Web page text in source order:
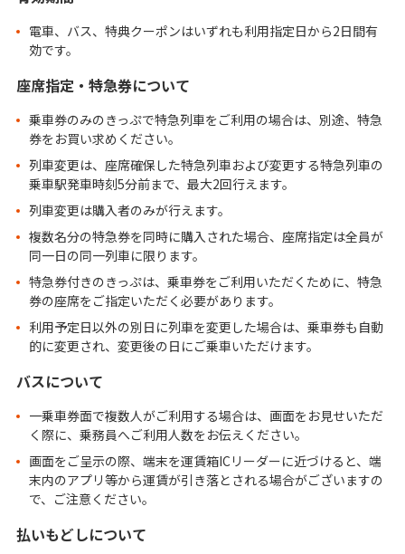
電車、バス、特典クーポンはいずれも利用指定日から2日間有
効です。
座席指定・特急券について
乗車券のみのきっぷで特急列車をご利用の場合は、別途、特急
券をお買い求めください。
列車変更は、座席確保した特急列車および変更する特急列車の
乗車駅発車時刻5分前まで、最大2回行えます。
列車変更は購入者のみが行えます。
複数名分の特急券を同時に購入された場合、座席指定は全員が
同一日の同一列車に限ります。
特急券付きのきっぷは、乗車券をご利用いただくために、特急
券の座席をご指定いただく必要があります。
利用予定日以外の別日に列車を変更した場合は、乗車券も自動
的に変更され、変更後の日にご乗車いただけます。
バスについて
一乗車券面で複数人がご利用する場合は、画面をお見せいただ
く際に、乗務員へご利用人数をお伝えください。
画面をご呈示の際、端末を運賃箱ICリーダーに近づけると、端
末内のアプリ等から運賃が引き落とされる場合がございますの
で、ご注意ください。
払いもどしについて